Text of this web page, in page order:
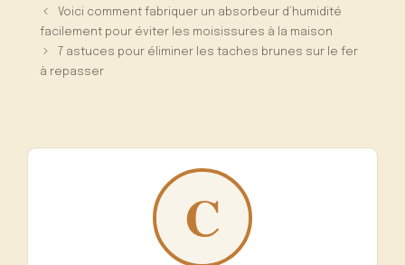
Voici comment fabriquer un absorbeur d’humidité
facilement pour éviter les moisissures à la maison
7 astuces pour éliminer les taches brunes sur le fer
à repasser